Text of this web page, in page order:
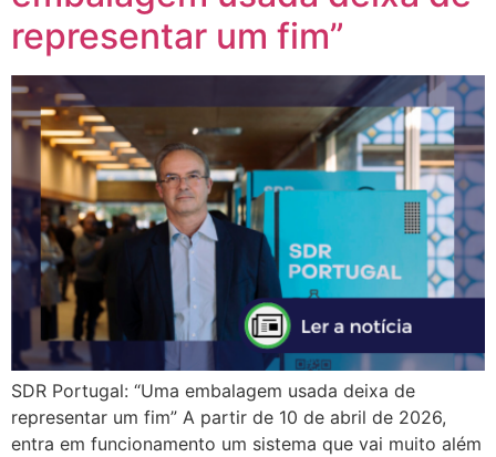
representar um fim”
SDR Portugal: “Uma embalagem usada deixa de
representar um fim” A partir de 10 de abril de 2026,
entra em funcionamento um sistema que vai muito além